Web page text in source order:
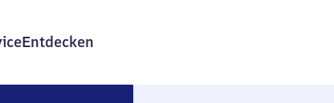
Entdecken